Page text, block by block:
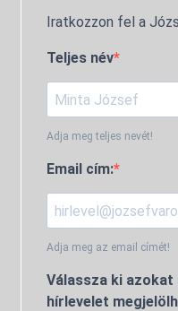
Iratkozzon fel a
Teljes név
Adja meg teljes nevét!
Email cím:
Adja meg az email címét!
Válassza ki azokat
hírlevelet